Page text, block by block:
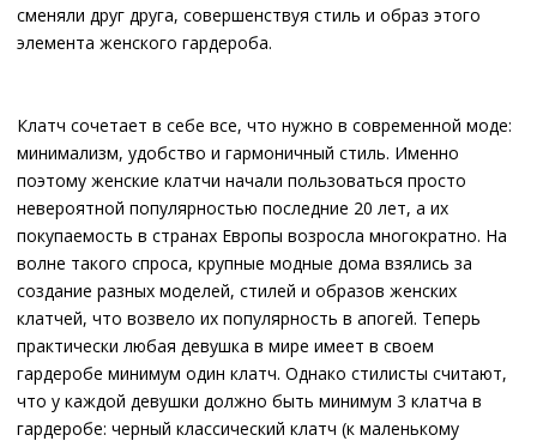
сменяли друг друга, совершенствуя стиль и образ этого
элемента женского гардероба.
Клатч сочетает в себе все, что нужно в современной моде:
минимализм, удобство и гармоничный стиль. Именно
поэтому женские клатчи начали пользоваться просто
невероятной популярностью последние 20 лет, а их
покупаемость в странах Европы возросла многократно. На
волне такого спроса, крупные модные дома взялись за
создание разных моделей, стилей и образов женских
клатчей, что возвело их популярность в апогей. Теперь
практически любая девушка в мире имеет в своем
гардеробе минимум один клатч. Однако стилисты считают,
что у каждой девушки должно быть минимум 3 клатча в
гардеробе: черный классический клатч (к маленькому